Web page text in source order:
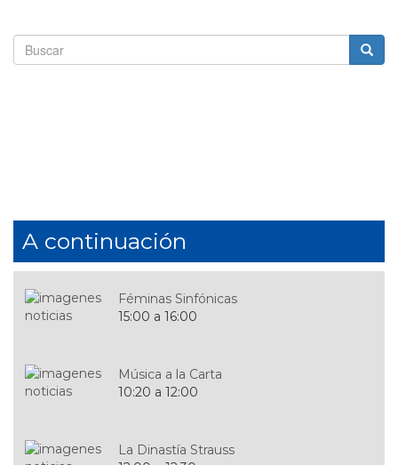
Formulario
A continuación
Féminas Sinfónicas
15:00 a 16:00
Música a la Carta
10:20 a 12:00
La Dinastía Strauss